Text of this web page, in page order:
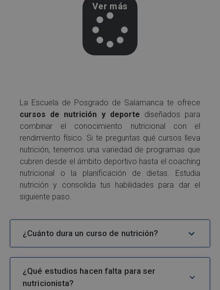
Ver más
La Escuela de Posgrado de Salamanca te ofrece
cursos de nutrición y deporte diseñados para
combinar el conocimiento nutricional con el
rendimiento físico. Si te preguntas qué cursos lleva
nutrición, tenemos una variedad de programas que
cubren desde el ámbito deportivo hasta el coaching
nutricional o la planificación de dietas. Estudia
nutrición y consolida tus habilidades para dar el
siguiente paso.
¿Cuánto dura un curso de nutrición?
¿Qué estudios hacen falta para ser
nutricionista?